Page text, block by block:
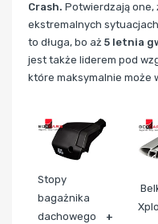
Crash. Potwierdzają one,
ekstremalnych
to długa, bo aż 5 letnia
jest także liderem pod
które maksymalnie może
Stopy
bagażnika
dachowego +